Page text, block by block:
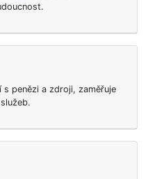
penězi a zdroji, zaměřuje